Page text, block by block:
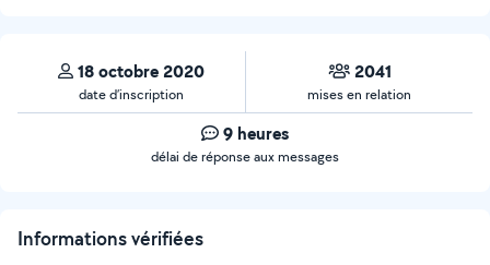
18 octobre 2020
date d’inscription
2041
mises en relation
9 heures
délai de réponse aux messages
Informations vérifiées